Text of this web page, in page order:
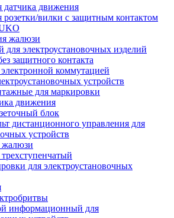
датчика движения
розетки/вилки с защитным контактом
жалюзи
для электроустановочных изделий
защитного контакта
коммутацией
устройств
для маркировки
движения
блок
дистанционного управления для
устройств
жалюзи
для электроустановочных
информационный для